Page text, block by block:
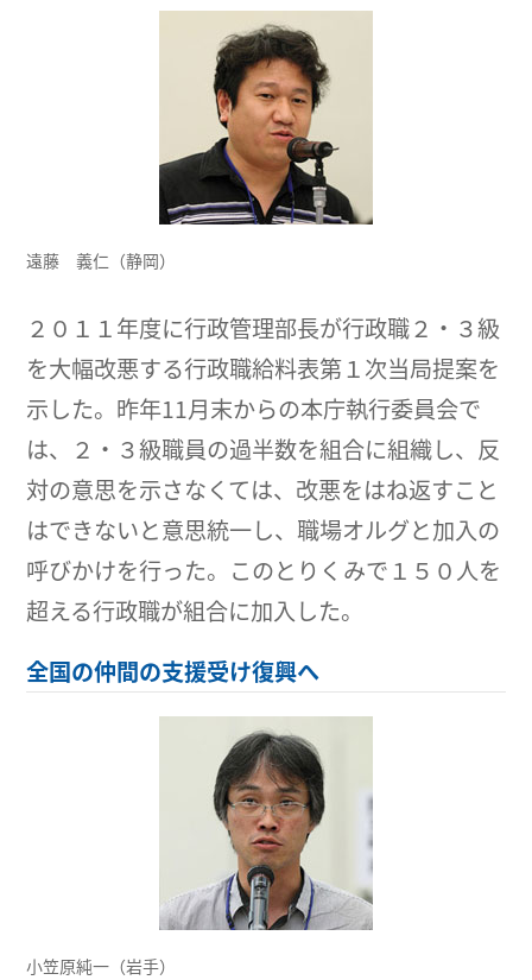
遠藤 義仁（静岡）
２０１１年度に行政管理部長が行政職２・３級
を大幅改悪する行政職給料表第１次当局提案を
示した。昨年11月末からの本庁執行委員会で
は、２・３級職員の過半数を組合に組織し、反
対の意思を示さなくては、改悪をはね返すこと
はできないと意思統一し、職場オルグと加入の
呼びかけを行った。このとりくみで１５０人を
超える行政職が組合に加入した。
全国の仲間の支援受け復興へ
小笠原純一（岩手）